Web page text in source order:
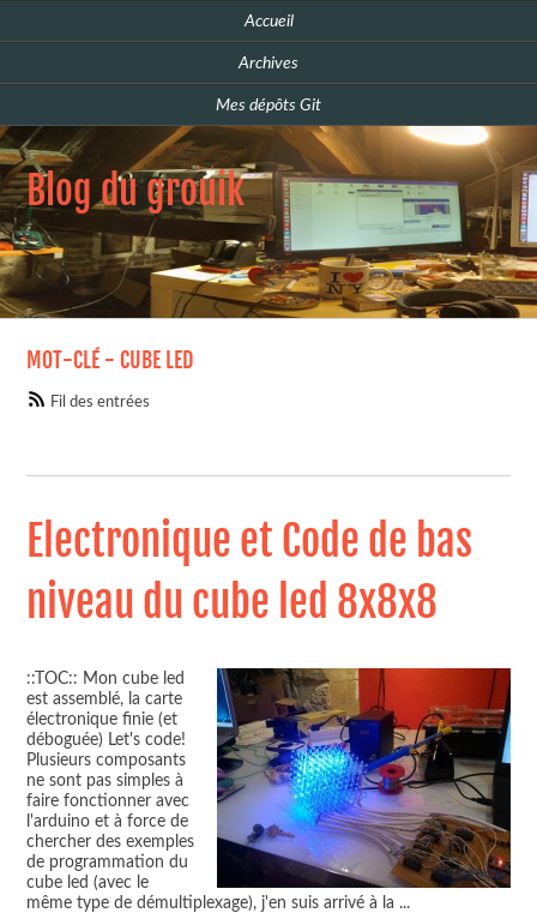
Accueil
Archives
Mes dépôts Git
Blog du grouik
MOT-CLÉ - CUBE LED
Fil des entrées
Electronique et Code de bas
niveau du cube led 8x8x8
::TOC:: Mon cube led
est assemblé, la carte
électronique finie (et
déboguée) Let's code!
Plusieurs composants
ne sont pas simples à
faire fonctionner avec
l'arduino et à force de
chercher des exemples
de programmation du
cube led (avec le
même type de démultiplexage), j'en suis arrivé à la ...